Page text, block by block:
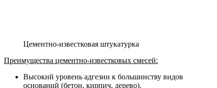
Цементно-известковая штукатурка
Преимущества цементно-известковых смесей:
Высокий уровень адгезии к большинству видов
оснований (бетон, кирпич, дерево).